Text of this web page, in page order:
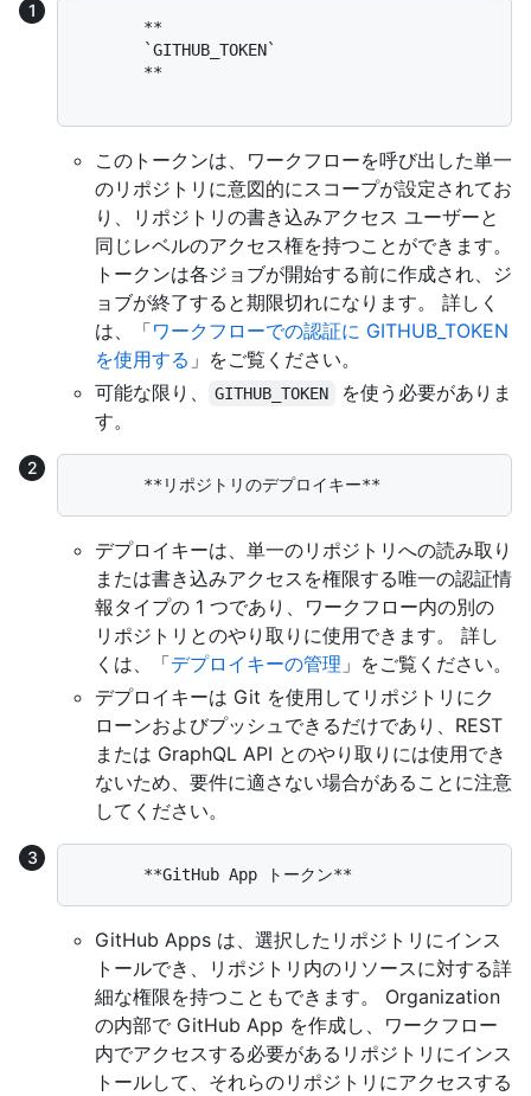
このトークンは、ワークフローを呼び出した単一
のリポジトリに意図的にスコープが設定されてお
り、リポジトリの書き込みアクセス ユーザーと
同じレベルのアクセス権を持つことができます。
トークンは各ジョブが開始する前に作成され、ジ
ョブが終了すると期限切れになります。 詳しく
は、「ワークフローでの認証に GITHUB_TOKEN
を使用する 」をご覧ください。
可能な限り、
GITHUB_TOKEN
を使う必要がありま
す。
デプロイキーは、単一のリポジトリへの読み取り
または書き込みアクセスを権限する唯一の認証情
報タイプの 1 つであり、ワークフロー内の別の
リポジトリとのやり取りに使用できます。 詳し
くは、「デプロイキーの管理 」をご覧ください。
デプロイキーは Git を使用してリポジトリにク
ローンおよびプッシュできるだけであり、REST
または GraphQL API とのやり取りには使用でき
ないため、要件に適さない場合があることに注意
してください。
GitHub Apps は、選択したリポジトリにインス
トールでき、リポジトリ内のリソースに対する詳
細な権限を持つこともできます。 Organization
の内部で GitHub App を作成し、ワークフロー
内でアクセスする必要があるリポジトリにインス
トールして、それらのリポジトリにアクセスする